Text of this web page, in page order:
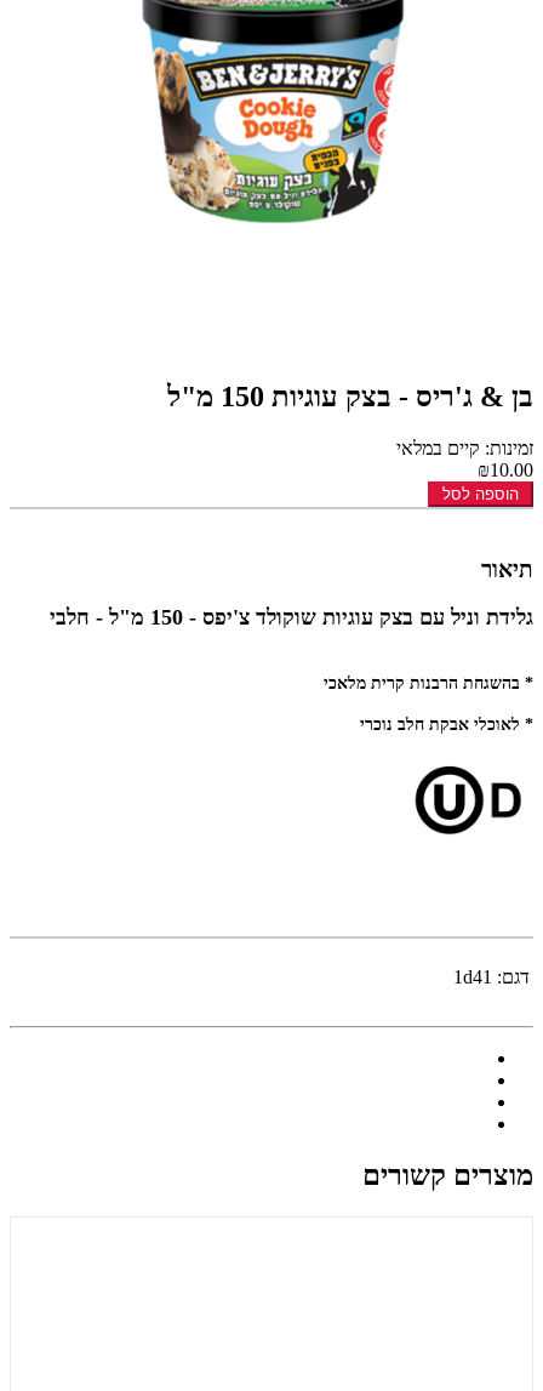
בן & ג'ריס - בצק עוגיות 150 מ"ל
זמינות: קיים במלאי
₪10.00
הוספה לסל
תיאור
גלידת וניל עם בצק עוגיות שוקולד צ'יפס - 150 מ"ל - חלבי
* בהשגחת הרבנות קרית מלאכי
* לאוכלי אבקת חלב נוכרי
דגם: 1d41
מוצרים קשורים